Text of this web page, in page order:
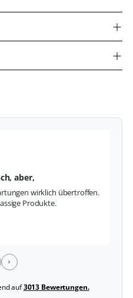
aber,
wirklich übertroffen.
Produkte.
auf3013 Bewertungen.